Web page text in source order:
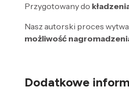
Przygotowany do
Nasz autorski proces
możliwość
Dodatkowe